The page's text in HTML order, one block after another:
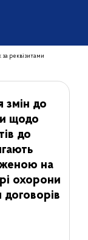
за реквізитами
змін до
щодо
до
на
охорони